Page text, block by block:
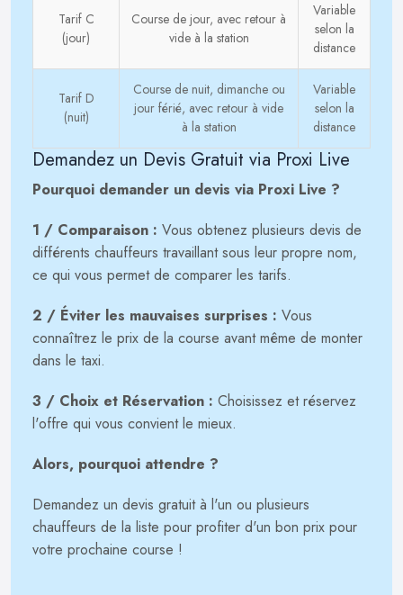
Tarif C
(jour)
Course de jour, avec retour à
vide à la station
Variable
selon la
distance
Tarif D
(nuit)
Course de nuit, dimanche ou
jour férié, avec retour à vide
à la station
Variable
selon la
distance
Demandez un Devis Gratuit via Proxi Live
Pourquoi demander un devis via Proxi Live ?
1 / Comparaison : Vous obtenez plusieurs devis de
différents chauffeurs travaillant sous leur propre nom,
ce qui vous permet de comparer les tarifs.
2 / Éviter les mauvaises surprises : Vous
connaîtrez le prix de la course avant même de monter
dans le taxi.
3 / Choix et Réservation : Choisissez et réservez
l'offre qui vous convient le mieux.
Alors, pourquoi attendre ?
Demandez un devis gratuit à l'un ou plusieurs
chauffeurs de la liste pour profiter d'un bon prix pour
votre prochaine course !